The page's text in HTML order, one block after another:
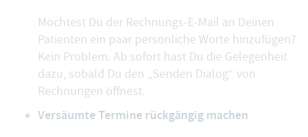
Möchtest Du der Rechnungs-E-Mail an Deinen
Patienten ein paar persönliche Worte hinzufügen?
Kein Problem. Ab sofort hast Du die Gelegenheit
dazu, sobald Du den „Senden Dialog“ von
Rechnungen öffnest.
Versäumte Termine rückgängig machen